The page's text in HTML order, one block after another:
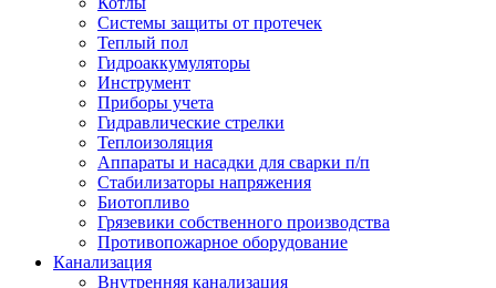
Системы защиты от протечек
Теплый пол
Гидроаккумуляторы
Инструмент
Приборы учета
Гидравлические стрелки
Теплоизоляция
Аппараты и насадки для сварки п/п
Стабилизаторы напряжения
Биотопливо
Грязевики собственного производства
Противопожарное оборудование
Канализация
Внутренняя канализация